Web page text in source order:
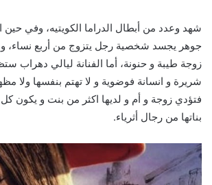
شهد وعدد من أبطال الدراما الكويتيه، وفي
جوهر يجسد شخصية رجل يتزوج من أربع نساء،
زوجة طيبة و حنونة، أما الفنانة ليالي
شريرة و انسانة فوضوية و لا تهتم بنفسها ولا
فتؤدي زوجة و أم و لديها اكثر من بنت و يكون
بناتها من رجال أثرياء.